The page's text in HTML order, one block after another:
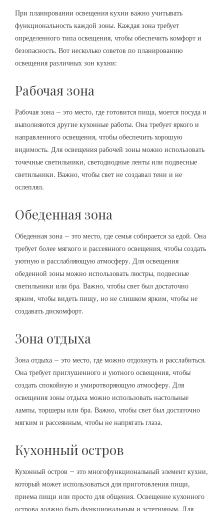
При планировании освещения кухни важно учитывать
функциональность каждой зоны. Каждая зона требует
определенного типа освещения, чтобы обеспечить комфорт и
безопасность. Вот несколько советов по планированию
освещения различных зон кухни:
Рабочая зона
Рабочая зона – это место, где готовится пища, моется посуда и
выполняются другие кухонные работы. Она требует яркого и
направленного освещения, чтобы обеспечить хорошую
видимость. Для освещения рабочей зоны можно использовать
точечные светильники, светодиодные ленты или подвесные
светильники. Важно, чтобы свет не создавал тени и не
ослеплял.
Обеденная зона
Обеденная зона – это место, где семья собирается за едой. Она
требует более мягкого и рассеянного освещения, чтобы создать
уютную и расслабляющую атмосферу. Для освещения
обеденной зоны можно использовать люстры, подвесные
светильники или бра. Важно, чтобы свет был достаточно
ярким, чтобы видеть пищу, но не слишком ярким, чтобы не
создавать дискомфорт.
Зона отдыха
Зона отдыха – это место, где можно отдохнуть и расслабиться.
Она требует приглушенного и уютного освещения, чтобы
создать спокойную и умиротворяющую атмосферу. Для
освещения зоны отдыха можно использовать настольные
лампы, торшеры или бра. Важно, чтобы свет был достаточно
мягким и рассеянным, чтобы не напрягать глаза.
Кухонный остров
Кухонный остров – это многофункциональный элемент кухни,
который может использоваться для приготовления пищи,
приема пищи или просто для общения. Освещение кухонного
острова должно быть функциональным и эстетичным. Для